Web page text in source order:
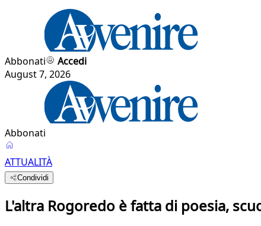
Abbonati
Accedi
August 7, 2026
Abbonati
ATTUALITÀ
Condividi
L'altra Rogoredo è fatta di poesia,